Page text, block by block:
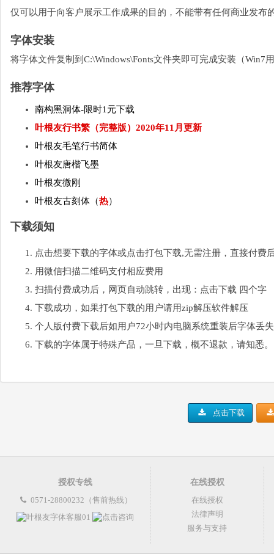
仅可以用于向客户展示工作成果的目的，不能带有任何商业发布
字体安装
将字体文件复制到C:\Windows\Fonts文件夹即可完成安装（Win7
推荐字体
南构黑洞体-限时1元下载
叶根友行书繁（完整版）2020年11月更新
叶根友毛笔行书简体
叶根友唐楷飞墨
叶根友微刚
叶根友古刻体（热）
下载须知
点击想要下载的字体或点击打包下载,无需注册，直接付费
用微信扫描二维码支付相应费用
扫描付费成功后，网页自动跳转，出现：点击下载 四个字
下载成功，如果打包下载的用户请用zip解压软件解压
个人版付费下载后如用户72小时内电脑系统重装后字体丢
下载的字体属于特殊产品，一旦下载，概不退款，请知悉。
点击下载
授权专线
0571-28800232（售前热线）
在线授权
在线授权
法律声明
服务与支持